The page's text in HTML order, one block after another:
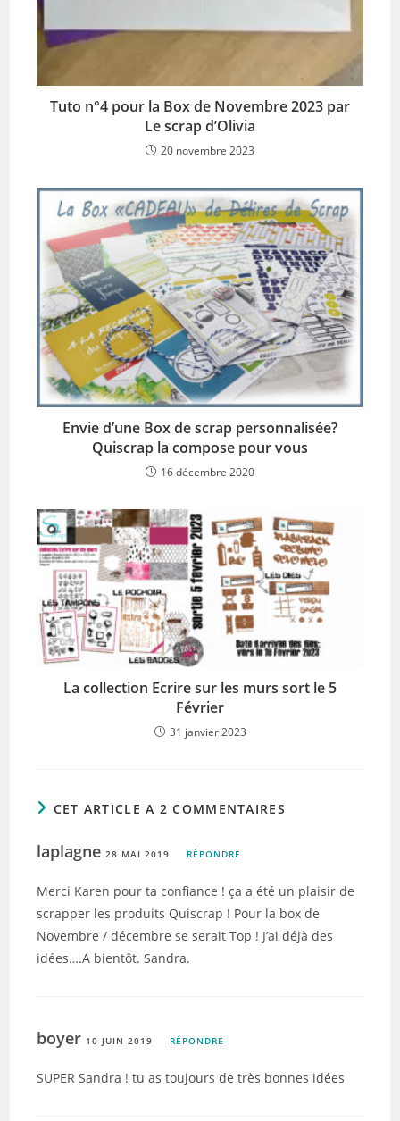
Tuto n°4 pour la Box de Novembre 2023 par
Le scrap d’Olivia
20 novembre 2023
Envie d’une Box de scrap personnalisée?
Quiscrap la compose pour vous
16 décembre 2020
La collection Ecrire sur les murs sort le 5
Février
31 janvier 2023
CET ARTICLE A 2 COMMENTAIRES
laplagne28 MAI 2019 RÉPONDRE
Merci Karen pour ta confiance ! ça a été un plaisir de
scrapper les produits Quiscrap ! Pour la box de
Novembre / décembre se serait Top ! J’ai déjà des
idées….A bientôt. Sandra.
boyer 10 JUIN 2019 RÉPONDRE
SUPER Sandra ! tu as toujours de très bonnes idées